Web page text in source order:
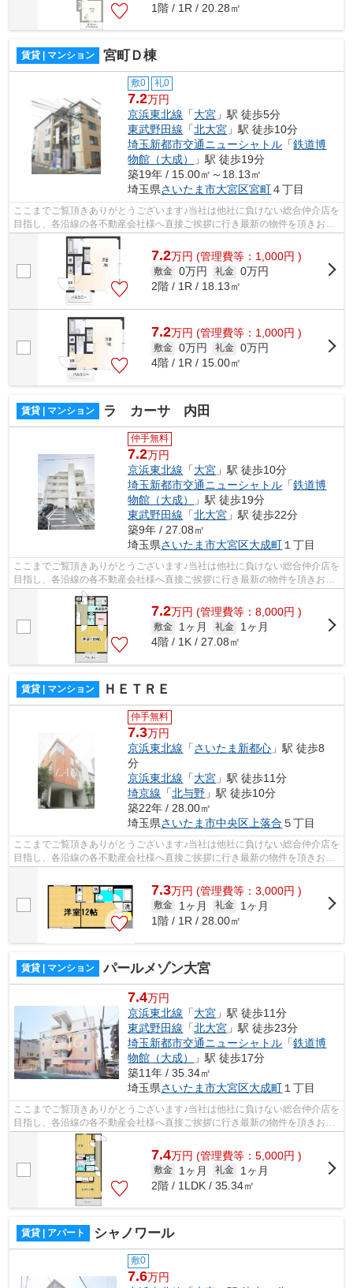
1階 / 1R / 20.28㎡
賃貸 | マンション 宮町Ｄ棟
敷0 礼0
7.2万円
京浜東北線 「大宮 」駅 徒歩5分
東武野田線 「北大宮 」駅 徒歩10分
埼玉新都市交通ニューシャトル 「鉄道博
物館（大成）
」駅 徒歩19分
築19年 / 15.00㎡～18.13㎡
埼玉県さいたま市大宮区宮町４丁目
ここまでご覧頂きありがとうございます♪当社は他社に負けない総合仲介店を
目指し、各沿線の各不動産会社様へ直接ご挨拶に行き最新の物件を頂きお客
様へ提供しております！最新の情報は...
7.2万円 (管理費等：1,000円 )
敷金 0万円 礼金 0万円
2階 / 1R / 18.13㎡
7.2万円 (管理費等：1,000円 )
敷金 0万円 礼金 0万円
4階 / 1R / 15.00㎡
賃貸 | マンション ラ カーサ 内田
仲手無料
7.2万円
京浜東北線 「大宮 」駅 徒歩10分
埼玉新都市交通ニューシャトル 「鉄道博
物館（大成）
」駅 徒歩19分
東武野田線 「北大宮 」駅 徒歩22分
築9年 / 27.08㎡
埼玉県さいたま市大宮区大成町 １丁目
ここまでご覧頂きありがとうございます♪当社は他社に負けない総合仲介店を
目指し、各沿線の各不動産会社様へ直接ご挨拶に行き最新の物件を頂きお客
様へ提供しております！最新の情報は...
7.2万円 (管理費等：8,000円 )
敷金 1ヶ月 礼金
1ヶ月
4階 / 1K / 27.08㎡
賃貸 | マンション ＨＥＴＲＥ
仲手無料
7.3万円
京浜東北線 「さいたま新都心 」駅 徒歩8
分
京浜東北線 「大宮 」駅 徒歩11分
埼京線 「北与野 」駅 徒歩10分
築22年 / 28.00㎡
埼玉県さいたま市中央区上落合 ５丁目
ここまでご覧頂きありがとうございます♪当社は他社に負けない総合仲介店を
目指し、各沿線の各不動産会社様へ直接ご挨拶に行き最新の物件を頂きお客
7.3万円 (管理費等：3,000円 )
敷金 1ヶ月 礼金
1ヶ月
1階 / 1R / 28.00㎡
賃貸 | マンション パールメゾン大宮
7.4万円
京浜東北線 「大宮 」駅 徒歩11分
東武野田線 「北大宮 」駅 徒歩23分
埼玉新都市交通ニューシャトル 「鉄道博
物館（大成）
」駅 徒歩17分
築11年 / 35.34㎡
埼玉県さいたま市大宮区大成町 １丁目
ここまでご覧頂きありがとうございます♪当社は他社に負けない総合仲介店を
目指し、各沿線の各不動産会社様へ直接ご挨拶に行き最新の物件を頂きお客
様へ提供しております！最新の情報は...
7.4万円 (管理費等：5,000円 )
敷金 1ヶ月 礼金
1ヶ月
2階 / 1LDK / 35.34㎡
賃貸 | アパート シャノワール
敷0
7.6万円